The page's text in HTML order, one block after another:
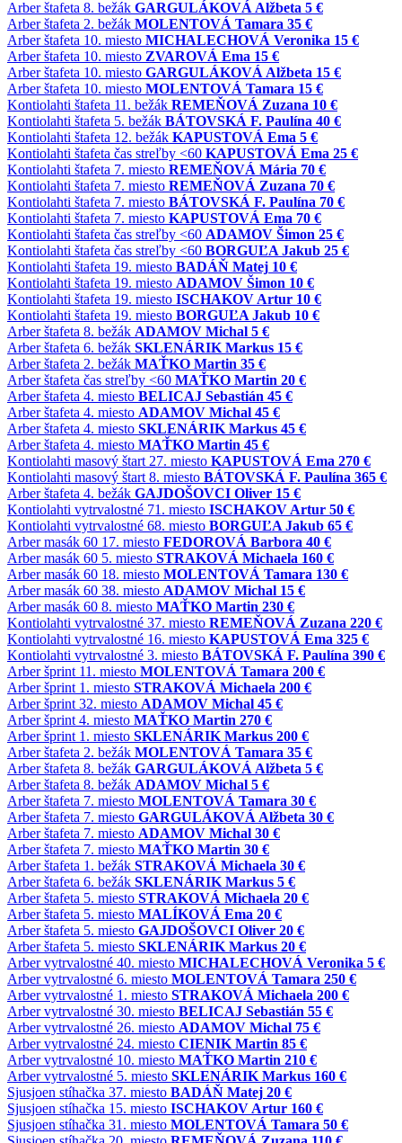
Arber štafeta 8. bežák GARGULÁKOVÁ Alžbeta 5 €
Arber štafeta 2. bežák MOLENTOVÁ Tamara 35 €
Arber štafeta 10. miesto MICHALECHOVÁ Veronika 15 €
Arber štafeta 10. miesto ZVAROVÁ Ema 15 €
Arber štafeta 10. miesto GARGULÁKOVÁ Alžbeta 15 €
Arber štafeta 10. miesto MOLENTOVÁ Tamara 15 €
Kontiolahti štafeta 11. bežák REMEŇOVÁ Zuzana 10 €
Kontiolahti štafeta 5. bežák BÁTOVSKÁ F. Paulína 40 €
Kontiolahti štafeta 12. bežák KAPUSTOVÁ Ema 5 €
Kontiolahti štafeta čas streľby <60 KAPUSTOVÁ Ema 25 €
Kontiolahti štafeta 7. miesto REMEŇOVÁ Mária 70 €
Kontiolahti štafeta 7. miesto REMEŇOVÁ Zuzana 70 €
Kontiolahti štafeta 7. miesto BÁTOVSKÁ F. Paulína 70 €
Kontiolahti štafeta 7. miesto KAPUSTOVÁ Ema 70 €
Kontiolahti štafeta čas streľby <60 ADAMOV Šimon 25 €
Kontiolahti štafeta čas streľby <60 BORGUĽA Jakub 25 €
Kontiolahti štafeta 19. miesto BADÁŇ Matej 10 €
Kontiolahti štafeta 19. miesto ADAMOV Šimon 10 €
Kontiolahti štafeta 19. miesto ISCHAKOV Artur 10 €
Kontiolahti štafeta 19. miesto BORGUĽA Jakub 10 €
Arber štafeta 8. bežák ADAMOV Michal 5 €
Arber štafeta 6. bežák SKLENÁRIK Markus 15 €
Arber štafeta 2. bežák MAŤKO Martin 35 €
Arber štafeta čas streľby <60 MAŤKO Martin 20 €
Arber štafeta 4. miesto BELICAJ Sebastián 45 €
Arber štafeta 4. miesto ADAMOV Michal 45 €
Arber štafeta 4. miesto SKLENÁRIK Markus 45 €
Arber štafeta 4. miesto MAŤKO Martin 45 €
Kontiolahti masový štart 27. miesto KAPUSTOVÁ Ema 270 €
Kontiolahti masový štart 8. miesto BÁTOVSKÁ F. Paulína 365 €
Arber štafeta 4. bežák GAJDOŠOVCI Oliver 15 €
Kontiolahti vytrvalostné 71. miesto ISCHAKOV Artur 50 €
Kontiolahti vytrvalostné 68. miesto BORGUĽA Jakub 65 €
Arber masák 60 17. miesto FEDOROVÁ Barbora 40 €
Arber masák 60 5. miesto STRAKOVÁ Michaela 160 €
Arber masák 60 18. miesto MOLENTOVÁ Tamara 130 €
Arber masák 60 38. miesto ADAMOV Michal 15 €
Arber masák 60 8. miesto MAŤKO Martin 230 €
Kontiolahti vytrvalostné 37. miesto REMEŇOVÁ Zuzana 220 €
Kontiolahti vytrvalostné 16. miesto KAPUSTOVÁ Ema 325 €
Kontiolahti vytrvalostné 3. miesto BÁTOVSKÁ F. Paulína 390 €
Arber šprint 11. miesto MOLENTOVÁ Tamara 200 €
Arber šprint 1. miesto STRAKOVÁ Michaela 200 €
Arber šprint 32. miesto ADAMOV Michal 45 €
Arber šprint 4. miesto MAŤKO Martin 270 €
Arber šprint 1. miesto SKLENÁRIK Markus 200 €
Arber štafeta 2. bežák MOLENTOVÁ Tamara 35 €
Arber štafeta 8. bežák GARGULÁKOVÁ Alžbeta 5 €
Arber štafeta 8. bežák ADAMOV Michal 5 €
Arber štafeta 7. miesto MOLENTOVÁ Tamara 30 €
Arber štafeta 7. miesto GARGULÁKOVÁ Alžbeta 30 €
Arber štafeta 7. miesto ADAMOV Michal 30 €
Arber štafeta 7. miesto MAŤKO Martin 30 €
Arber štafeta 1. bežák STRAKOVÁ Michaela 30 €
Arber štafeta 6. bežák SKLENÁRIK Markus 5 €
Arber štafeta 5. miesto STRAKOVÁ Michaela 20 €
Arber štafeta 5. miesto MALÍKOVÁ Ema 20 €
Arber štafeta 5. miesto GAJDOŠOVCI Oliver 20 €
Arber štafeta 5. miesto SKLENÁRIK Markus 20 €
Arber vytrvalostné 40. miesto MICHALECHOVÁ Veronika 5 €
Arber vytrvalostné 6. miesto MOLENTOVÁ Tamara 250 €
Arber vytrvalostné 1. miesto STRAKOVÁ Michaela 200 €
Arber vytrvalostné 30. miesto BELICAJ Sebastián 55 €
Arber vytrvalostné 26. miesto ADAMOV Michal 75 €
Arber vytrvalostné 24. miesto CIENIK Martin 85 €
Arber vytrvalostné 10. miesto MAŤKO Martin 210 €
Arber vytrvalostné 5. miesto SKLENÁRIK Markus 160 €
Sjusjoen stíhačka 37. miesto BADÁŇ Matej 20 €
Sjusjoen stíhačka 15. miesto ISCHAKOV Artur 160 €
Sjusjoen stíhačka 31. miesto MOLENTOVÁ Tamara 50 €